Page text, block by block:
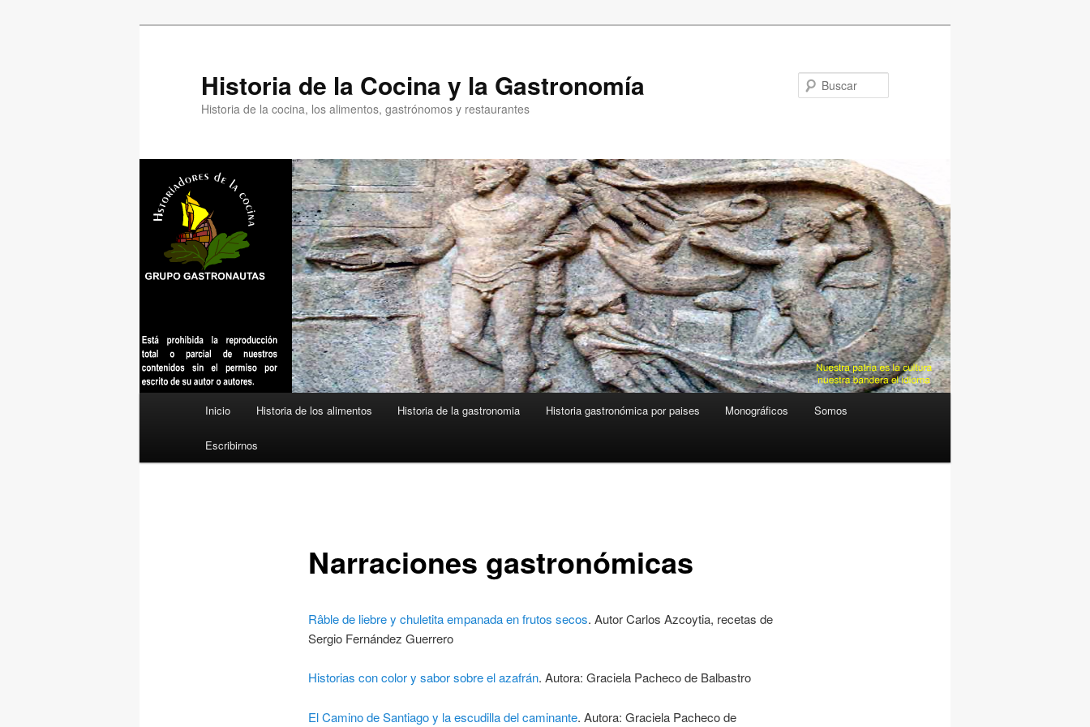
Historia de la Cocina y la Gastronomía
Historia de la cocina, los alimentos, gastrónomos y restaurantes
Inicio Historia de los alimentos Historia de la gastronomia Historia gastronómica por paises Monográficos Somos
Escribirnos
Narraciones gastronómicas
Râble de liebre y chuletita empanada en frutos secos. Autor Carlos Azcoytia, recetas de
Sergio Fernández Guerrero
Historias con color y sabor sobre el azafrán. Autora: Graciela Pacheco de Balbastro
El Camino de Santiago y la escudilla del caminante. Autora: Graciela Pacheco de